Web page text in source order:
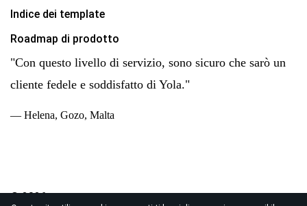
Indice dei template
Roadmap di prodotto
"Con questo livello di servizio, sono sicuro che sarò un
cliente fedele e soddisfatto di Yola."
— Helena, Gozo, Malta
© 2026